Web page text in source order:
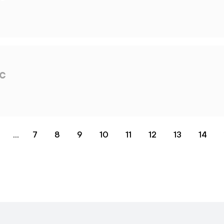
... 7 8 9 10 11 12 13 14